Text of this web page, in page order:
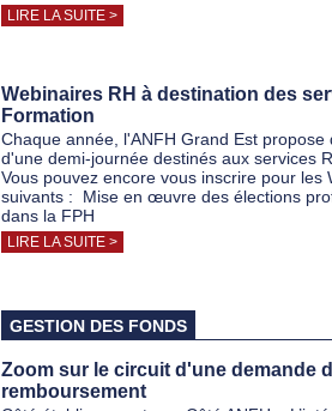
LIRE LA SUITE >
Webinaires RH à destination des
Formation
Chaque année, l'ANFH Grand Est propose
d'une demi-journée destinés aux services
Vous pouvez encore vous inscrire pour les
suivants : Mise en œuvre des élections
dans la FPH
LIRE LA SUITE >
GESTION DES FONDS
Zoom sur le circuit d'une demande
remboursement